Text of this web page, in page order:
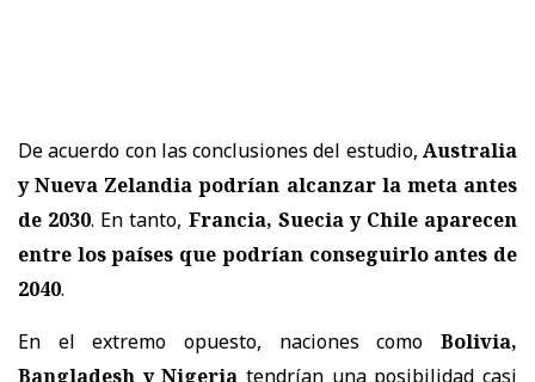
De acuerdo con las conclusiones del estudio, Australia
y Nueva Zelandia podrían alcanzar la meta antes
de 2030. En tanto, Francia, Suecia y Chile aparecen
entre los países que podrían conseguirlo antes de
2040.
En el extremo opuesto, naciones como Bolivia,
Bangladesh y Nigeria tendrían una posibilidad casi